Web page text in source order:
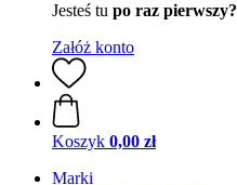
Jesteś tu po raz pierwszy?
Załóż konto
Koszyk 0,00 zł
Marki